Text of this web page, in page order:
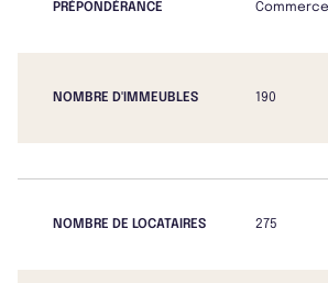
PRÉPONDÉRANCE
NOMBRE D'IMMEUBLES 190
NOMBRE DE LOCATAIRES 275